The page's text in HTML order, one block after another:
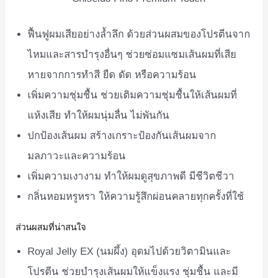
ฟื้นฟูผมเสียอย่างล้ำลึก ด้วยส่วนผสมของโปรตีนจาก
ไหมและสารบำรุงอื่นๆ ช่วยซ่อมแซมเส้นผมที่เสีย
หายจากการทำสี ยืด ดัด หรือความร้อน
เพิ่มความชุ่มชื้น ช่วยเติมความชุ่มชื้นให้เส้นผมที่
แห้งเสีย ทำให้ผมนุ่มลื่น ไม่พันกัน
ปกป้องเส้นผม สร้างเกราะป้องกันเส้นผมจาก
มลภาวะและความร้อน
เพิ่มความเงางาม ทำให้ผมดูสุขภาพดี มีชีวิตชีวา
กลิ่นหอมหรูหรา ให้ความรู้สึกผ่อนคลายทุกครั้งที่ใช้
ส่วนผสมที่น่าสนใจ
Royal Jelly EX (นมผึ้ง) อุดมไปด้วยวิตามินและ
โปรตีน ช่วยบำรุงเส้นผมให้แข็งแรง ชุ่มชื้น และมี